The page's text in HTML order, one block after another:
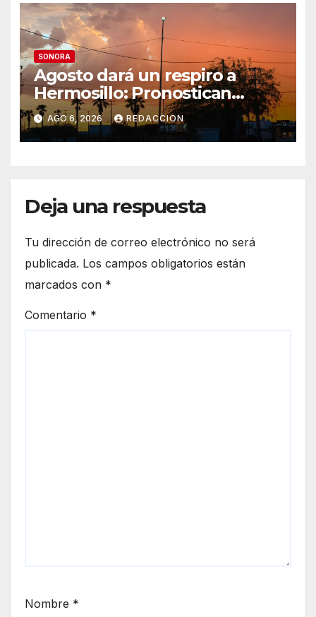
SONORA
Agosto dará un respiro a
Hermosillo: Pronostican
semana lluviosa y
temperaturas de hasta 34°C
AGO 6, 2026 REDACCION
Deja una respuesta
Tu dirección de correo electrónico no será
publicada. Los campos obligatorios están
marcados con *
Comentario *
Nombre *